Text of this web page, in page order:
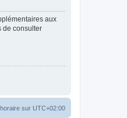
aux
de consulter
sur UTC+02:00